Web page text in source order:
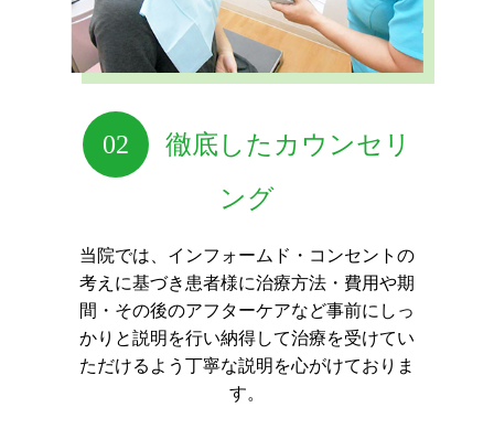
02
徹底したカウンセリ
ング
当院では、インフォームド・コンセントの
考えに基づき 患者様に治療方法・費用や期
間・その後のアフターケアなど事前にしっ
かりと説明を行い納得して治療を受けてい
ただけるよう丁寧な説明を心がけておりま
す。